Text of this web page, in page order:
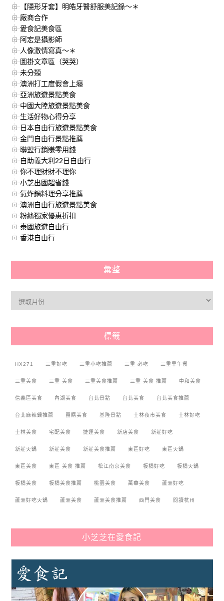
【隱形牙套】明皓牙醫舒服美記錄～＊
廠商合作
愛食記美食區
阿宏是攝影師
人像激情寫真～＊
圖掛文章區（哭哭）
未分類
澳洲打工度假會上癮
亞洲旅遊景點美食
中國大陸旅遊景點美食
生活好物心得分享
日本自由行旅遊景點美食
金門自由行景點推薦
聯盟行銷賺零用錢
自助義大利22日自由行
你不理財財不理你
小芝出國超省錢
氣炸鍋料理分享推薦
澳洲自由行旅遊景點美食
粉絲獨家優惠折扣
泰國旅遊自由行
香港自由行
彙整
標籤
HX271 三重好吃 三重小吃推薦 三重 必吃 三重早午餐
三重美食 三重 美食 三重美食推薦 三重 美食 推薦 中和美食
信義區美食 內湖美食 台北景點 台北美食 台北美食推薦
台北麻辣鍋推薦 團購美食 基隆景點 士林夜市美食 士林好吃
士林美食 宅配美食 捷運美食 新店美食 新莊好吃
新莊火鍋 新莊美食 新莊美食推薦 東區好吃 東區火鍋
東區美食 東區 美食 推薦 松江南京美食 板橋好吃 板橋火鍋
板橋美食 板橋美食推薦 桃園美食 萬華美食 蘆洲好吃
蘆洲好吃火鍋 蘆洲美食 蘆洲美食推薦 西門美食 閱讀杭州
小芝芝在愛食記